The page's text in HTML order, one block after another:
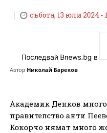
събота, 13 юли 2024 -
Последвай Bnews.bg в
Автор Николай Бареков
Академик Денков
правителство анти
Кокорчо нямат много